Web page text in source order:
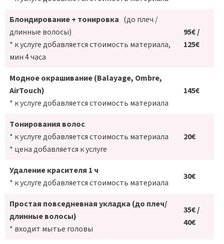
Блондирование + тонировка (до плеч /
длинные волосы)
* к услуге добавляется стоимость материала,
мин 4 часа
95€ /
125€
Модное окрашивание (Balayage, Ombre,
AirTouch)
* к услуге добавляется стоимость материала
145€
Tонирования волос
* к услуге добавляется стоимость материала
* цена добавляется к услуге
20€
Удаление красителя 1 ч
* к услуге добавляется стоимость материала
30€
Простая повседневная укладка (до плеч/
длинные волосы)
* входит мытье головы
35€ /
40€